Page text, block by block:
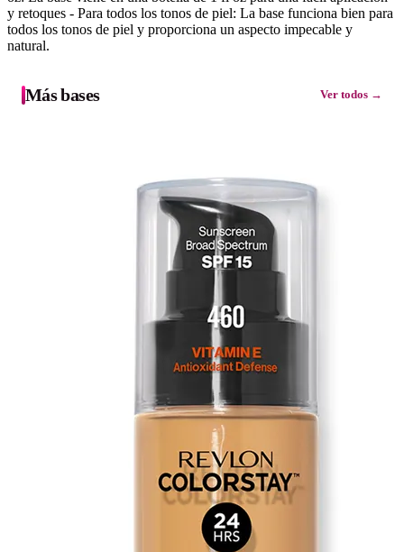
y retoques - Para todos los tonos de piel: La base funciona bien para
todos los tonos de piel y proporciona un aspecto impecable y
natural.
Más bases Ver todos →